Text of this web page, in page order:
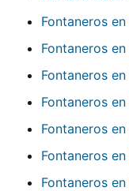
Fontaneros en
Fontaneros en
Fontaneros en
Fontaneros en
Fontaneros en
Fontaneros en
Fontaneros en